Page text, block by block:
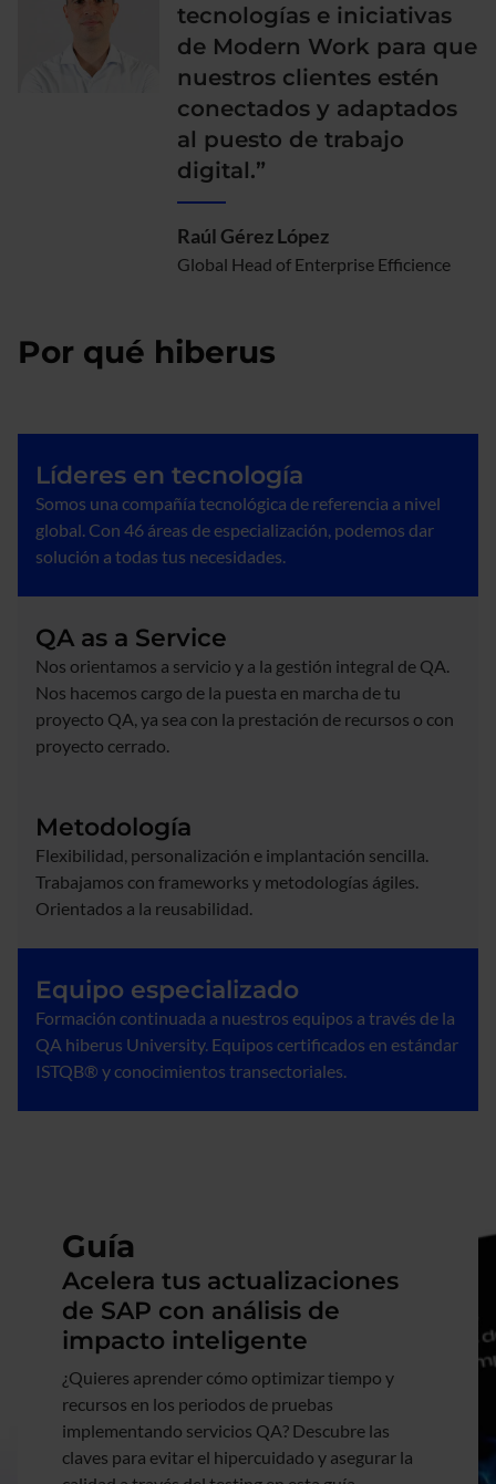
tecnologías e iniciativas
de Modern Work para que
nuestros clientes estén
conectados y adaptados
al puesto de trabajo
digital.”
Raúl Gérez López
Global Head of Enterprise Efficience
Por qué hiberus
Líderes en tecnología
Somos una compañía tecnológica de referencia a nivel
global. Con 46 áreas de especialización, podemos dar
solución a todas tus necesidades.
QA as a Service
Nos orientamos a servicio y a la gestión integral de QA.
Nos hacemos cargo de la puesta en marcha de tu
proyecto QA, ya sea con la prestación de recursos o con
proyecto cerrado.
Metodología
Flexibilidad, personalización e implantación sencilla.
Trabajamos con frameworks y metodologías ágiles.
Orientados a la reusabilidad.
Equipo especializado
Formación continuada a nuestros equipos a través de la
QA hiberus University. Equipos certificados en estándar
ISTQB® y conocimientos transectoriales.
Guía
Acelera tus actualizaciones
de SAP con análisis de
impacto inteligente
¿Quieres aprender cómo optimizar tiempo y
recursos en los periodos de pruebas
implementando servicios QA? Descubre las
claves para evitar el hipercuidado y asegurar la